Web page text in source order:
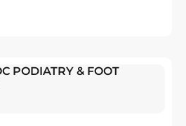
PODIATRY & FOOT